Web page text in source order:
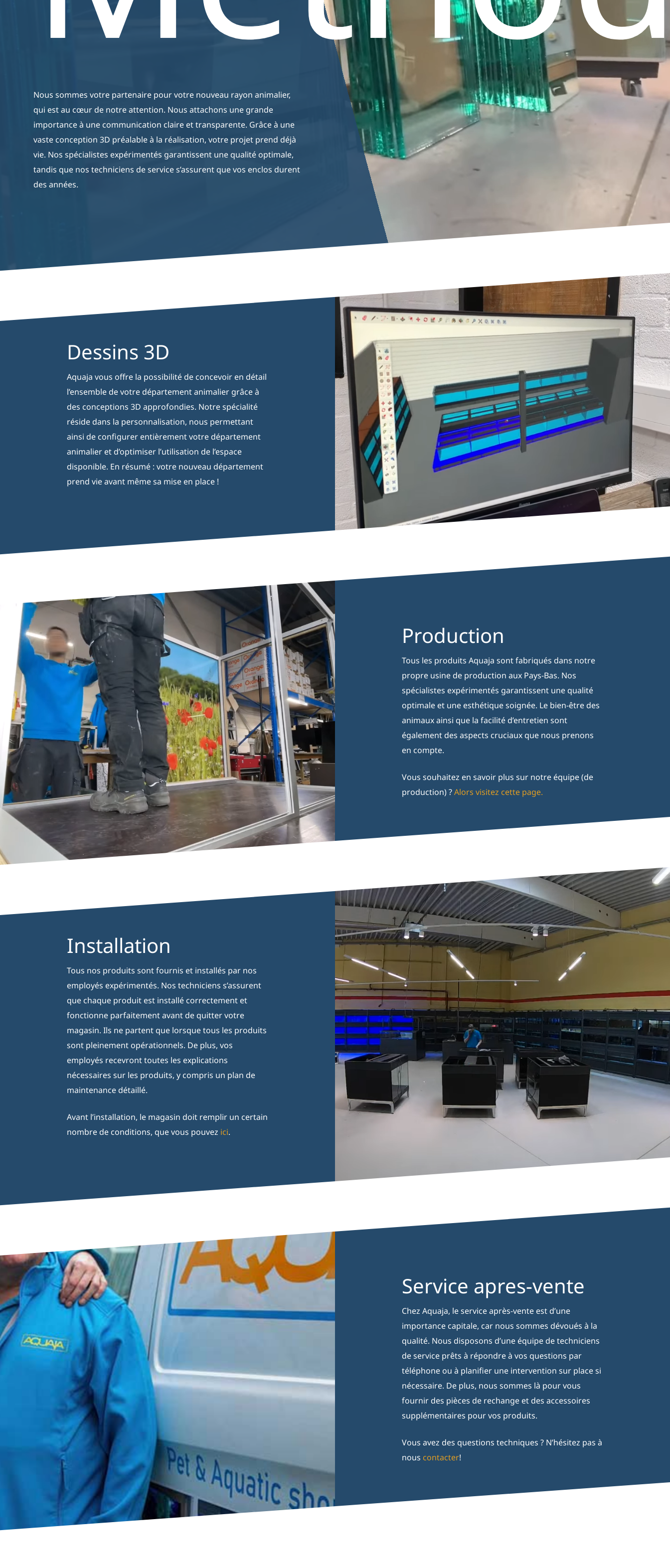
Producten
Bassins
froide
Oiseaux Terrariums
Entretien / Conseil Installation
Nous sommes votre partenaire pour votre nouveau rayon animalier,
qui est au cœur de notre attention. Nous attachons une grande
importance à une communication claire et transparente. Grâce à une
vaste conception 3D préalable à la réalisation, votre projet prend déjà
vie. Nos spécialistes expérimentés garantissent une qualité optimale,
tandis que nos techniciens de service s’assurent que vos enclos durent
des années.
Dessins 3D
Aquaja vous offre la possibilité de concevoir en détail
l’ensemble de votre département animalier grâce à
des conceptions 3D approfondies. Notre spécialité
réside dans la personnalisation, nous permettant
ainsi de configurer entièrement votre département
animalier et d’optimiser l’utilisation de l’espace
disponible. En résumé : votre nouveau département
prend vie avant même sa mise en place !
Production
Tous les produits Aquaja sont fabriqués dans notre
propre usine de production aux Pays-Bas. Nos
spécialistes expérimentés garantissent une qualité
optimale et une esthétique soignée. Le bien-être des
animaux ainsi que la facilité d’entretien sont
également des aspects cruciaux que nous prenons
en compte.
Vous souhaitez en savoir plus sur notre équipe (de
production) ?Alors visitez cette page.
Installation
Tous nos produits sont fournis et installés par nos
employés expérimentés. Nos techniciens s’assurent
que chaque produit est installé correctement et
fonctionne parfaitement avant de quitter votre
magasin. Ils ne partent que lorsque tous les produits
sont pleinement opérationnels. De plus, vos
employés recevront toutes les explications
nécessaires sur les produits, y compris un plan de
maintenance détaillé.
Avant l’installation, le magasin doit remplir un certain
nombre de conditions, que vous pouvez ici.
Service apres-vente
Chez Aquaja, le service après-vente est d’une
importance capitale, car nous sommes dévoués à la
qualité. Nous disposons d’une équipe de techniciens
de service prêts à répondre à vos questions par
téléphone ou à planifier une intervention sur place si
nécessaire. De plus, nous sommes là pour vous
fournir des pièces de rechange et des accessoires
supplémentaires pour vos produits.
Vous avez des questions techniques ? N’hésitez pas à
nous contacter!